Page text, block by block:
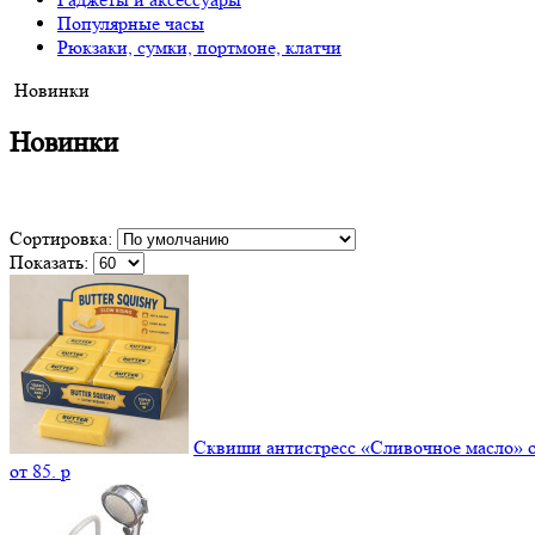
Популярные часы
Рюкзаки, сумки, портмоне, клатчи
Новинки
Новинки
Сортировка:
Показать:
Сквиши антистресс «Сливочное масло»
от 85. p